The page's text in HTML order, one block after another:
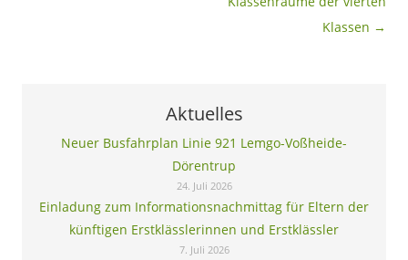
Klassen →
Aktuelles
Neuer Busfahrplan Linie 921 Lemgo-Voßheide-
Dörentrup
24. Juli 2026
Einladung zum Informationsnachmittag für Eltern der
künftigen Erstklässlerinnen und Erstklässler
7. Juli 2026